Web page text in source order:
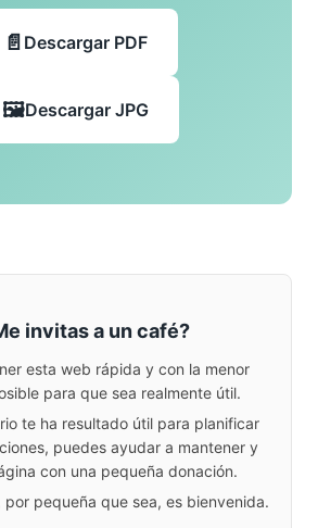
Descargar PDF
Descargar JPG
invitas a un café?
esta web rápida y con la menor
para que sea realmente útil.
te ha resultado útil para planificar
puedes ayudar a mantener y
con una pequeña donación.
por pequeña que sea, es bienvenida.